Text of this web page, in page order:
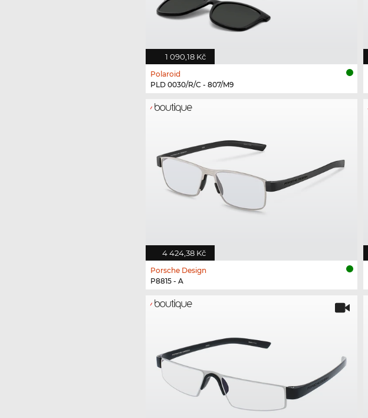
1 090,18 Kč
Polaroid
PLD 0030/R/C - 807/M9
4 424,38 Kč
Porsche Design
P8815 - A